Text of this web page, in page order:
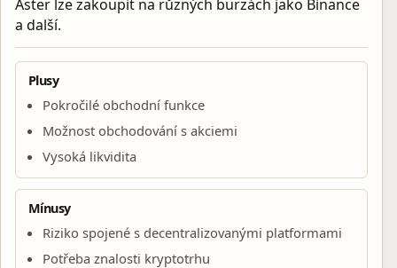
Aster lze zakoupit na různých burzách jako Binance
a další.
Plusy
Pokročilé obchodní funkce
Možnost obchodování s akciemi
Vysoká likvidita
Mínusy
Riziko spojené s decentralizovanými platformami
Potřeba znalosti kryptotrhu